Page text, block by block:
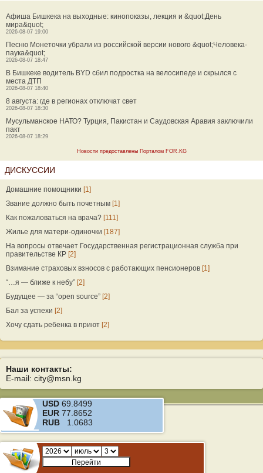
Афиша Бишкека на выходные: кинопоказы, лекция и &quot;День
мира&quot;
2026-08-07 19:00
Песню Монеточки убрали из российской версии нового &quot;Человека-
паука&quot;
2026-08-07 18:47
В Бишкеке водитель BYD сбил подростка на велосипеде и скрылся с
места ДТП
2026-08-07 18:40
8 августа: где в регионах отключат свет
2026-08-07 18:30
Мусульманское НАТО? Турция, Пакистан и Саудовская Аравия заключили
пакт
2026-08-07 18:29
Новости предоставлены Порталом FOR.KG
ДИСКУССИИ
Домашние помощники [1]
Звание должно быть почетным [1]
Как пожаловаться на врача? [111]
Жилье для матери-одиночки [187]
На вопросы отвечает Государственная регистрационная служба при
правительстве КР [2]
Взимание страховых взносов с работающих пенсионеров [1]
“…я — ближе к небу” [2]
Будущее — за “open source” [2]
Бал за успехи [2]
Хочу сдать ребенка в приют [2]
Наши контакты:
E-mail: city@msn.kg
USD 69.8499
EUR 77.8652
RUB 1.0683